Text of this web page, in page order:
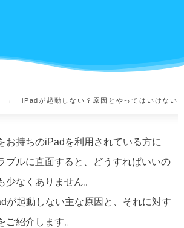
iPadが起動しない？原因とやってはいけない
お持ちのiPadを利用されている方に
ブルに直面すると、どうすればいいの
なくありません。
が起動しない主な原因と、それに対す
ご紹介します。